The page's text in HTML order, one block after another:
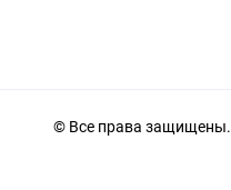
© Все права защищены.